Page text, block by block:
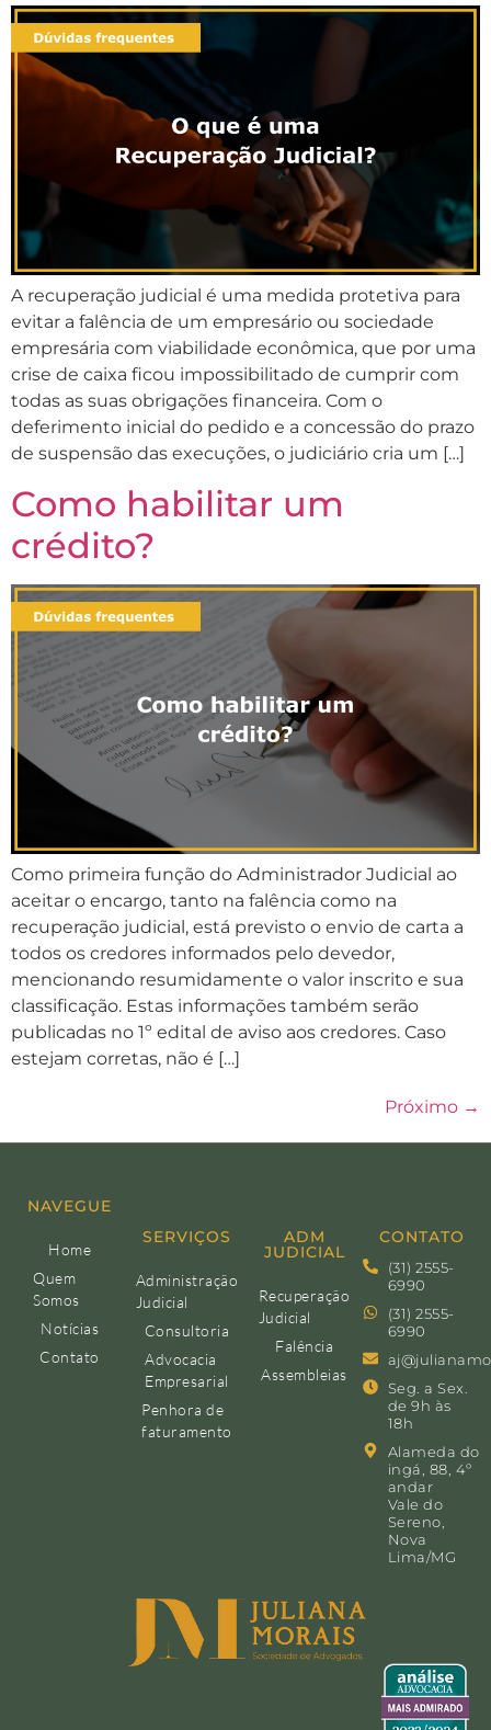
A recuperação judicial é uma medida protetiva para
evitar a falência de um empresário ou sociedade
empresária com viabilidade econômica, que por uma
crise de caixa ficou impossibilitado de cumprir com
todas as suas obrigações financeira. Com o
deferimento inicial do pedido e a concessão do prazo
de suspensão das execuções, o judiciário cria um […]
Como habilitar um
crédito?
Como primeira função do Administrador Judicial ao
aceitar o encargo, tanto na falência como na
recuperação judicial, está previsto o envio de carta a
todos os credores informados pelo devedor,
mencionando resumidamente o valor inscrito e sua
classificação. Estas informações também serão
publicadas no 1º edital de aviso aos credores. Caso
estejam corretas, não é […]
Próximo →
NAVEGUE
Home
Quem
Somos
Notícias
Contato
SERVIÇOS
Administração
Judicial
Consultoria
Advocacia
Empresarial
Penhora de
faturamento
ADM
JUDICIAL
Recuperação
Judicial
Falência
Assembleias
CONTATO
(31) 2555-
6990
(31) 2555-
6990
Seg. a Sex.
de 9h às
18h
Alameda do
ingá, 88, 4º
andar
Vale do
Sereno,
Nova
Lima/MG